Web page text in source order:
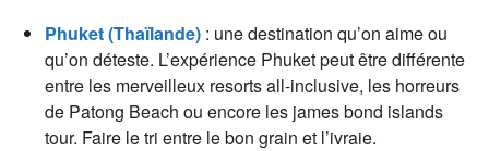
Phuket (Thaïlande) : une destination qu’on aime ou
qu’on déteste. L’expérience Phuket peut être différente
entre les merveilleux resorts all-inclusive, les horreurs
de Patong Beach ou encore les james bond islands
tour. Faire le tri entre le bon grain et l’ivraie.